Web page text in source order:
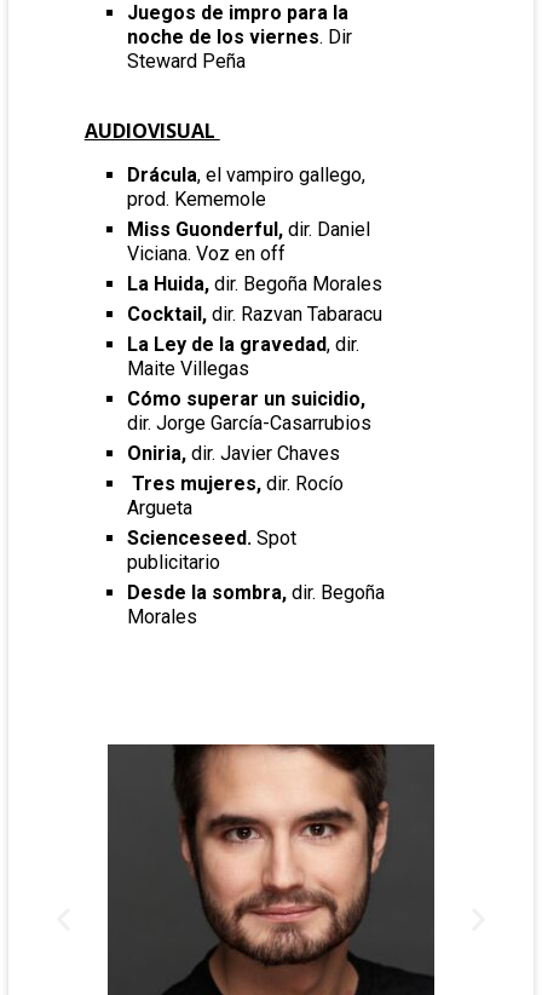
Juegos de impro para la
noche de los viernes. Dir
Steward Peña
AUDIOVISUAL
Drácula, el vampiro gallego,
prod. Kememole
Miss Guonderful,dir. Daniel
Viciana. Voz en off
La Huida,dir. Begoña Morales
Cocktail,dir. Razvan Tabaracu
La Ley de la gravedad, dir.
Maite Villegas
Cómo superar un suicidio,
dir. Jorge García-Casarrubios
Oniria,dir. Javier Chaves
Tres mujeres,dir. Rocío
Argueta
Scienceseed.Spot
publicitario
Desde la sombra,dir. Begoña
Morales